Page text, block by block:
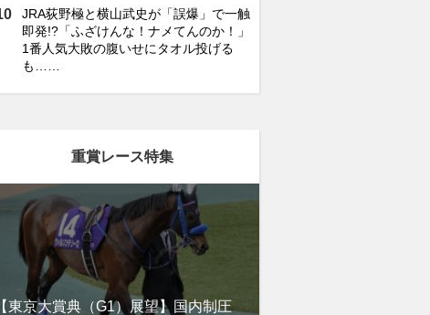
JRA荻野極と横山武史が「誤爆」で一触
即発!?「ふざけんな！ナメてんのか！」
1番人気大敗の腹いせにタオル投げる
も……
重賞レース特集
【東京大賞典（G1）展望】国内制圧